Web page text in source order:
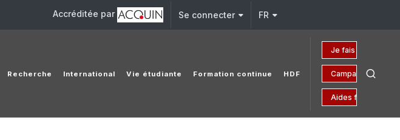
Accréditée par Se connecter FR
Je fais un don
Campagne 150 ans
Aides financières
Recherche International Vie étudiante Formation continue HDF